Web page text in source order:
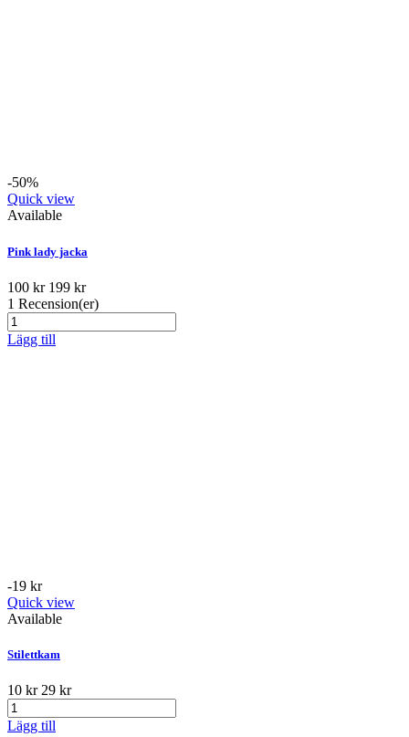
-50%
Quick view
Available
Pink lady jacka
100 kr 199 kr
1 Recension(er)
Lägg till
-19 kr
Quick view
Available
Stilettkam
10 kr 29 kr
Lägg till